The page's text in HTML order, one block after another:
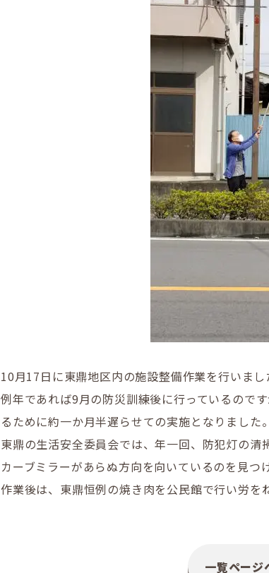
10月17日に東鼎地区内の施設整備作業を行いまし
例年であれば9月の防災訓練後に行っているので
るために約一か月半遅らせての実施となりました。
東鼎の生活安全委員会では、年一回、防犯灯の
カーブミラーがあらぬ方向を向いているのを見つ
作業後は、東鼎恒例の焼き肉を公民館で行い労を
一覧ページ